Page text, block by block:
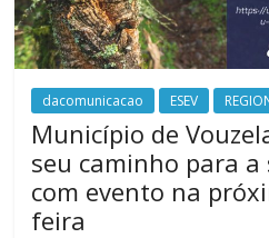
dacomunicacao ESEV
Município de
seu caminho para
com evento na
feira